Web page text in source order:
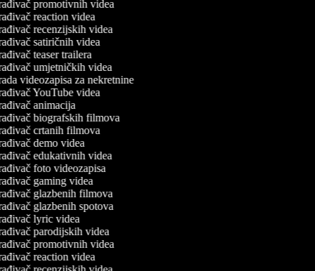
promotivnih videa
reaction videa
recenzijskih videa
satiričnih videa
teaser trailera
umjetničkih videa
videozapisa za nekretnine
YouTube videa
animacija
biografskih filmova
crtanih filmova
demo videa
edukativnih videa
foto videozapisa
gaming videa
glazbenih filmova
glazbenih spotova
lyric videa
parodijskih videa
promotivnih videa
reaction videa